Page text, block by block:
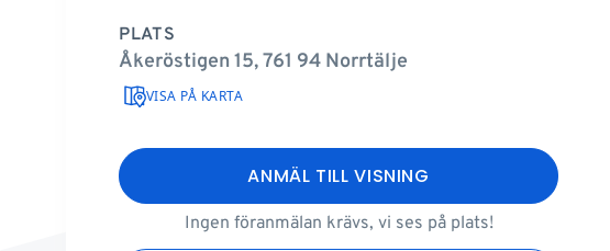
PLATS
Åkeröstigen 15, 761 94 Norrtälje
VISA PÅ KARTA
ANMÄL TILL VISNING
Ingen föranmälan krävs, vi ses på plats!